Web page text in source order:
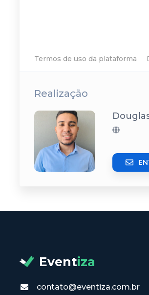
Termos de uso da plataforma
Realização
Eventiza
contato@eventiza.com.br